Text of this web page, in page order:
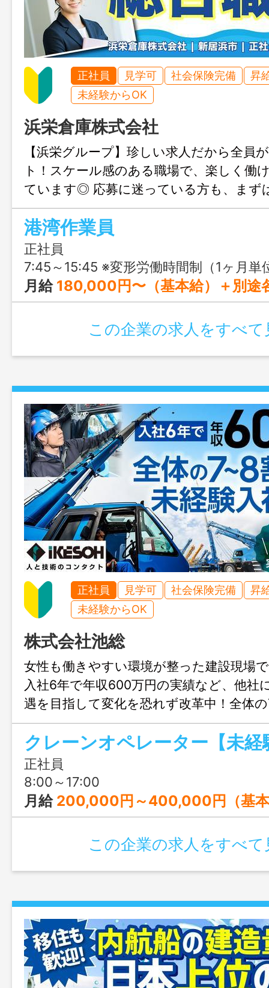
正社員 見学可 社会保険完備
昇
未経験からOK
浜栄倉庫株式会社
【浜栄グループ】珍しい求人だから全員
ト！スケール感のある職場で、楽しく働
ています◎ 応募に迷っている方も、まず
気兼ねなく新たな世界に飛び込んでみて
港湾作業員
正社員
7:45～15:45 ※変形労働時間制（1ヶ月単位) ※外航船入
月給 180,000円〜（基本給）＋別途
この企業の求人をすべて
正社員 見学可 社会保険完備
昇
未経験からOK
株式会社池総
女性も働きやすい環境が整った建設現場
入社6年で年収600万円の実績など、他社
遇を目指して変化を恐れず改革中！全体
入社で、全額会社負担で資格をどんどん
クレーンオペレーター【未経
正社員
8:00～17:00
月給 200,000円～400,000円（基本給
この企業の求人をすべて